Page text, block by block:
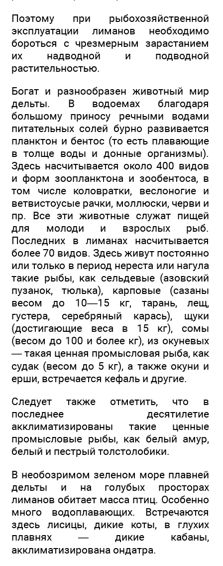
Поэтому при рыбохозяйственной
эксплуатации лиманов необходимо
бороться с чрезмерным зарастанием
их надводной и подводной
растительностью.
Богат и разнообразен животный мир
дельты. В водоемах благодаря
большому приносу речными водами
питательных солей бурно развивается
планктон и бентос (то есть плавающие
в толще воды и донные организмы).
Здесь насчитывается около 400 видов
и форм зоопланктона и зообентоса, в
том числе коловратки, веслоногие и
ветвистоусые рачки, моллюски, черви и
пр. Все эти животные служат пищей
для молоди и взрослых рыб.
Последних в лиманах насчитывается
более 70 видов. Здесь живут постоянно
или только в период нереста или нагула
такие рыбы, как сельдевые (азовский
пузанок, тюлька), карповые (сазаны
весом до 10—15 кг, тарань, лещ,
густера, серебряный карась), щуки
(достигающие веса в 15 кг), сомы
(весом до 100 и более кг), из окуневых
— такая ценная промысловая рыба, как
судак (весом до 5 кг), а также окуни и
ерши, встречается кефаль и другие.
Следует также отметить, что в
последнее десятилетие
акклиматизированы такие ценные
промысловые рыбы, как белый амур,
белый и пестрый толстолобики.
В необозримом зеленом море плавней
дельты и на голубых просторах
лиманов обитает масса птиц. Особенно
много водоплавающих. Встречаются
здесь лисицы, дикие коты, в глухих
плавнях — дикие кабаны,
акклиматизирована ондатра.